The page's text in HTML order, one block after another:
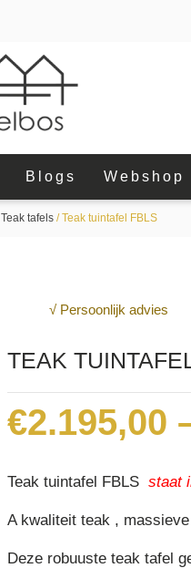
Blogs Webshop
Teak tafels / Teak tuintafel FBLS
√ Persoonlijk advies
TEAK
€2.195,00
Teak tuintafel FBLSstaat
A kwaliteit teak ,
Deze robuuste teak tafel